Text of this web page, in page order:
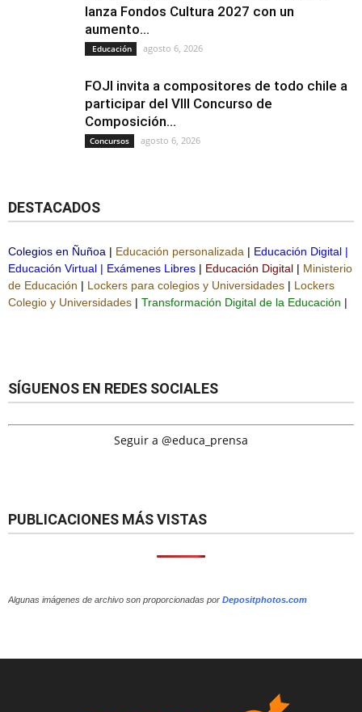
lanza Fondos Cultura 2027 con un
aumento...
Educación agosto 6, 2026
FOJI invita a compositores de todo chile a
participar del VIII Concurso de
Composición...
Concursos agosto 6, 2026
DESTACADOS
Colegios en Ñuñoa | Educación personalizada | Educación Digital |
Educación Virtual | Exámenes Libres | Educación Digital | Ministerio
de Educación | Lockers para colegios y Universidades | Lockers
Colegio y Universidades | Transformación Digital de la Educación |
SÍGUENOS EN REDES SOCIALES
Seguir a @educa_prensa
PUBLICACIONES MÁS VISTAS
Algunas imágenes de archivo son proporcionadas por Depositphotos.com